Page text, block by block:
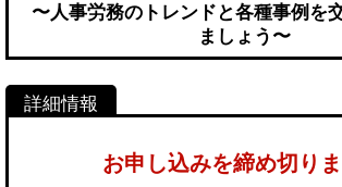
〜人事労務のトレンドと各種事例を
ましょう〜
お申し込みを締め切り